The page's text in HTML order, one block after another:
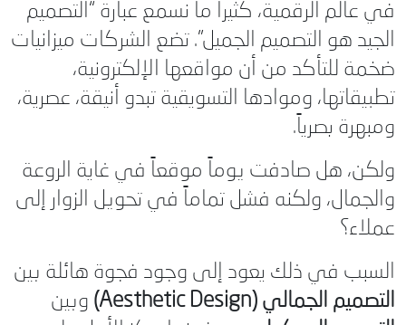
في عالم الرقمية، كثيراً ما نسمع عبارة “التصميم
الجيد هو التصميم الجميل”. تضع الشركات ميزانيات
ضخمة للتأكد من أن مواقعها الإلكترونية،
تطبيقاتها، وموادها التسويقية تبدو أنيقة، عصرية،
ومبهرة بصرياً.
ولكن، هل صادفت يوماً موقعاً في غاية الروعة
والجمال، ولكنه فشل تماماً في تحويل الزوار إلى
عملاء؟
السبب في ذلك يعود إلى وجود فجوة هائلة بين
التصميم الجمالي (Aesthetic Design)
وبين